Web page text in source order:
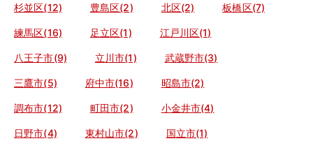
杉並区(12) 豊島区(2) 北区(2) 板橋区(7)
練馬区(16) 足立区(1) 江戸川区(1)
八王子市(9) 立川市(1) 武蔵野市(3)
三鷹市(5) 府中市(16) 昭島市(2)
調布市(12) 町田市(2) 小金井市(4)
日野市(4) 東村山市(2) 国立市(1)